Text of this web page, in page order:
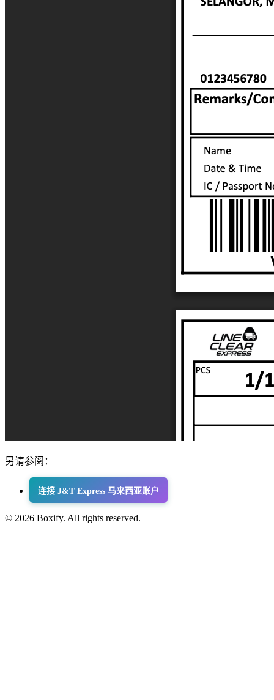
另请参阅：
连接 J&T Express 马来西亚账户
© 2026 Boxify. All rights reserved.